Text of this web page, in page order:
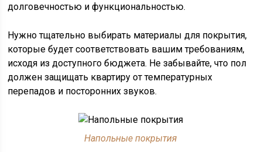
долговечностью и функциональностью.
Нужно тщательно выбирать материалы для покрытия,
которые будет соответствовать вашим требованиям,
исходя из доступного бюджета. Не забывайте, что пол
должен защищать квартиру от температурных
перепадов и посторонних звуков.
Напольные покрытия